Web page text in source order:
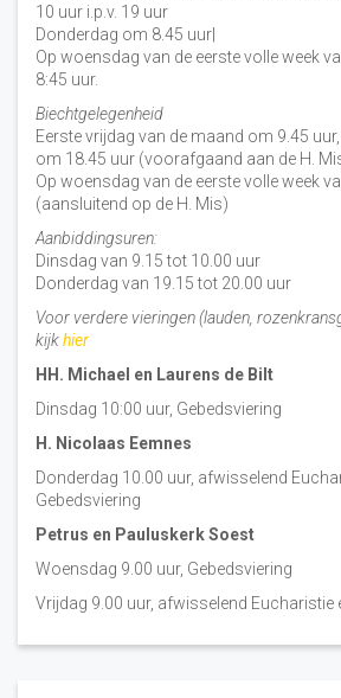
10 uur i.p.v. 19 uur
Donderdag om 8.45 uur|
Op woensdag van de eerste volle week
8:45 uur.
Biechtgelegenheid
Eerste vrijdag van de maand om 9.45
om 18.45 uur (voorafgaand aan de H.
Op woensdag van de eerste volle week
(aansluitend op de H. Mis)
Aanbiddingsuren:
Dinsdag van 9.15 tot 10.00 uur
Donderdag van 19.15 tot 20.00 uur
Voor verdere vieringen (lauden,
kijkhier
HH. Michael en Laurens de Bilt
Dinsdag 10:00 uur, Gebedsviering
H. Nicolaas Eemnes
Donderdag 10.00 uur, afwisselend
Gebedsviering
Petrus en Pauluskerk Soest
Woensdag 9.00 uur, Gebedsviering
Vrijdag 9.00 uur, afwisselend Eucharistie